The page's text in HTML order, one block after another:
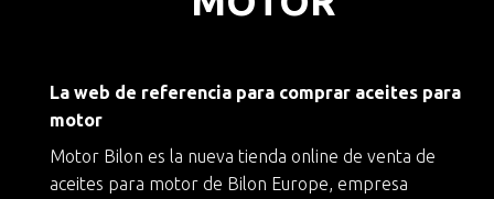
La web de referencia para comprar aceites para
motor
Motor Bilon es la nueva tienda online de venta de
aceites para motor de Bilon Europe, empresa